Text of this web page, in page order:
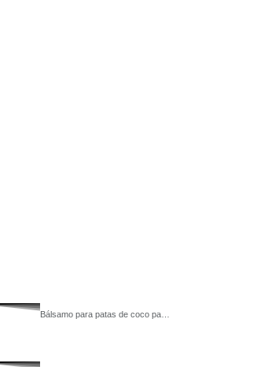
Bálsamo para patas de coco pa…